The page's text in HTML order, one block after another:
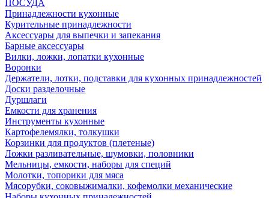
ПОСУДА
Принадлежности кухонные
Курительные принадлежности
Аксессуары для выпечки и запекания
Барные аксессуары
Вилки, ложки, лопатки кухонные
Воронки
Держатели, лотки, подставки для кухонных принадлежностей
Доски разделочные
Дуршлаги
Емкости для хранения
Инструменты кухонные
Картофелемялки, толкушки
Корзинки для продуктов (плетеные)
Ложки разливательные, шумовки, половники
Мельницы, емкости, наборы для специй
Молотки, топорики для мяса
Мясорубки, соковыжималки, кофемолки механические